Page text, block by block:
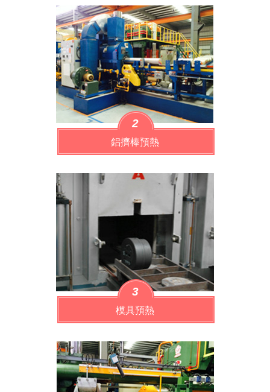
2
鋁擠棒預熱
3
模具預熱